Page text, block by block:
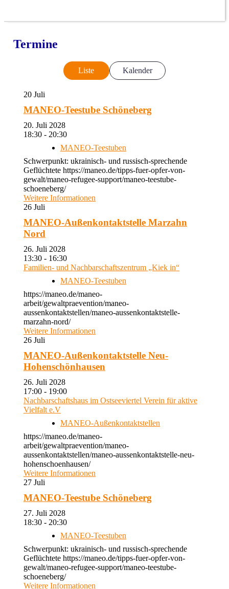
Termine
Liste Kalender
20 Juli
MANEO-Teestube Schöneberg
20. Juli 2028
18:30 - 20:30
MANEO-Teestuben
Schwerpunkt: ukrainisch- und russisch-sprechende
Geflüchtete https://maneo.de/tipps-fuer-opfer-von-
gewalt/maneo-refugee-support/maneo-teestube-
schoeneberg/
Weitere Informationen
26 Juli
MANEO-Außenkontaktstelle Marzahn
Nord
26. Juli 2028
13:30 - 16:30
Familien- und Nachbarschaftszentrum „Kiek in“
MANEO-Teestuben
https://maneo.de/maneo-
arbeit/gewaltpraevention/maneo-
aussenkontaktstellen/maneo-aussenkontaktstelle-
marzahn-nord/
Weitere Informationen
26 Juli
MANEO-Außenkontaktstelle Neu-
Hohenschönhausen
26. Juli 2028
17:00 - 19:00
Nachbarschaftshaus im Ostseeviertel Verein für aktive
Vielfalt e.V
MANEO-Außenkontaktstellen
https://maneo.de/maneo-
arbeit/gewaltpraevention/maneo-
aussenkontaktstellen/maneo-aussenkontaktstelle-neu-
hohenschoenhausen/
Weitere Informationen
27 Juli
MANEO-Teestube Schöneberg
27. Juli 2028
18:30 - 20:30
MANEO-Teestuben
Schwerpunkt: ukrainisch- und russisch-sprechende
Geflüchtete https://maneo.de/tipps-fuer-opfer-von-
gewalt/maneo-refugee-support/maneo-teestube-
schoeneberg/
Weitere Informationen